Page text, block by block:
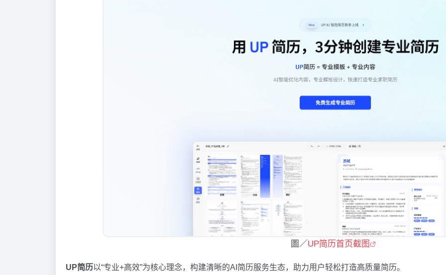
圖／UP简历首页截图
UP简历以“专业+高效”为核心理念，构建清晰的AI简历服务生态，助力用户轻松打造高质量简历。